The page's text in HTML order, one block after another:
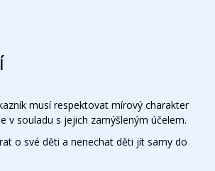
musí respektovat mírový charakter
v souladu s jejich zamýšleným účelem.
o své děti a nenechat děti jít samy do